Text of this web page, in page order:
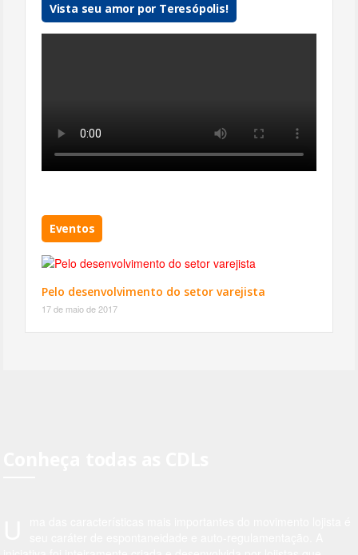
Vista seu amor por Teresópolis!
Eventos
Pelo desenvolvimento do setor varejista
17 de maio de 2017